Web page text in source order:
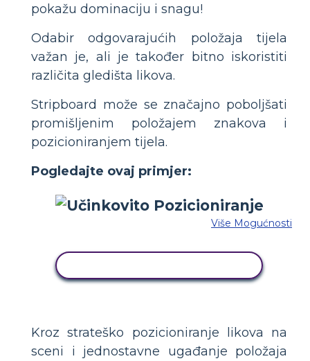
pokažu dominaciju i snagu!
Odabir odgovarajućih položaja tijela
važan je, ali je također bitno iskoristiti
različita gledišta likova.
Stripboard može se značajno poboljšati
promišljenim položajem znakova i
pozicioniranjem tijela.
Pogledajte ovaj primjer:
Više Mogućnosti
Kroz strateško pozicioniranje likova na
sceni i jednostavne ugađanje položaja